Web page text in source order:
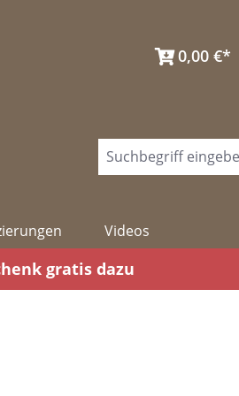
0,00 €*
Videos
gratis dazu